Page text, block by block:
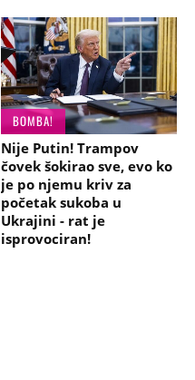
BOMBA!
Nije Putin! Trampov
čovek šokirao sve, evo ko
je po njemu kriv za
početak sukoba u
Ukrajini - rat je
isprovociran!